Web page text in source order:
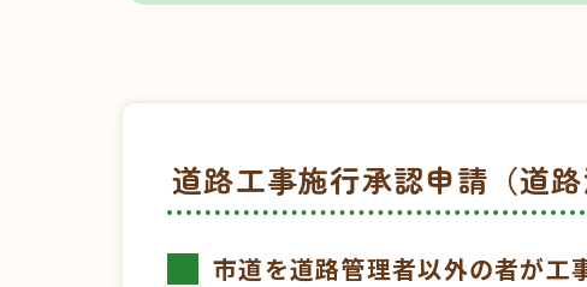
道路工事施行承認申請（道
市道を道路管理者以外の者が工